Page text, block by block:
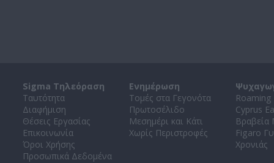
Sigma Τηλεόραση
Ταυτότητα
Διαφήμιση
Θέσεις Εργασίας
Επικοινωνία
Όροι Χρήσης
Προσωπικά Δεδομένα
Ενημέρωση
Τομές στα Γεγονότα
Πρωτοσέλιδο
Μεσημέρι και Κάτι
Χωρίς Περιστροφές
Roaming
Cyprus
Βραβεία
Figaro
Χρονιάς